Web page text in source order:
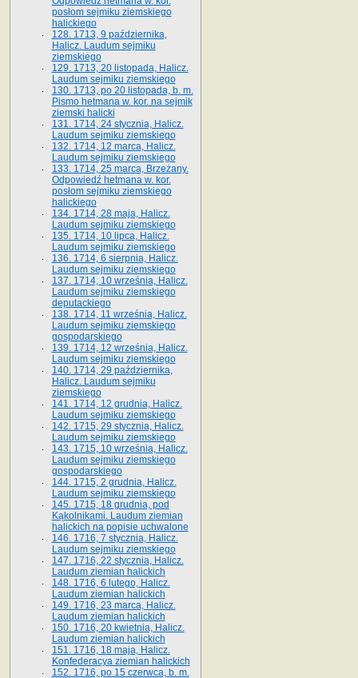
posłom sejmiku ziemskiego
halickiego
128. 1713, 9 października,
Halicz. Laudum sejmiku
ziemskiego
129. 1713, 20 listopada, Halicz.
Laudum sejmiku ziemskiego
130. 1713, po 20 listopada, b. m.
Pismo hetmana w. kor. na sejmik
ziemski halicki
131. 1714, 24 stycznia, Halicz.
Laudum sejmiku ziemskiego
132. 1714, 12 marca, Halicz.
Laudum sejmiku ziemskiego
133. 1714, 25 marca, Brzeżany.
Odpowiedź hetmana w. kor.
posłom sejmiku ziemskiego
halickiego
134. 1714, 28 maja, Halicz.
Laudum sejmiku ziemskiego
135. 1714, 10 lipca, Halicz.
Laudum sejmiku ziemskiego
136. 1714, 6 sierpnia, Halicz.
Laudum sejmiku ziemskiego
137. 1714, 10 września, Halicz.
Laudum sejmiku ziemskiego
deputackiego
138. 1714, 11 września, Halicz.
Laudum sejmiku ziemskiego
gospodarskiego
139. 1714, 12 września, Halicz.
Laudum sejmiku ziemskiego
140. 1714, 29 października,
Halicz. Laudum sejmiku
ziemskiego
141. 1714, 12 grudnia, Halicz.
Laudum sejmiku ziemskiego
142. 1715, 29 stycznia, Halicz.
Laudum sejmiku ziemskiego
143. 1715, 10 września, Halicz.
Laudum sejmiku ziemskiego
gospodarskiego
144. 1715, 2 grudnia, Halicz.
Laudum sejmiku ziemskiego
145. 1715, 18 grudnia, pod
Kąkolnikami. Laudum ziemian
halickich na popisie uchwalone
146. 1716, 7 stycznia, Halicz.
Laudum sejmiku ziemskiego
147. 1716, 22 stycznia, Halicz.
Laudum ziemian halickich
148. 1716, 6 lutego, Halicz.
Laudum ziemian halickich
149. 1716, 23 marca, Halicz.
Laudum ziemian halickich
150. 1716, 20 kwietnia, Halicz.
Laudum ziemian halickich
151. 1716, 18 maja, Halicz.
Konfederacya ziemian halickich
152. 1716, po 15 czerwca, b. m.